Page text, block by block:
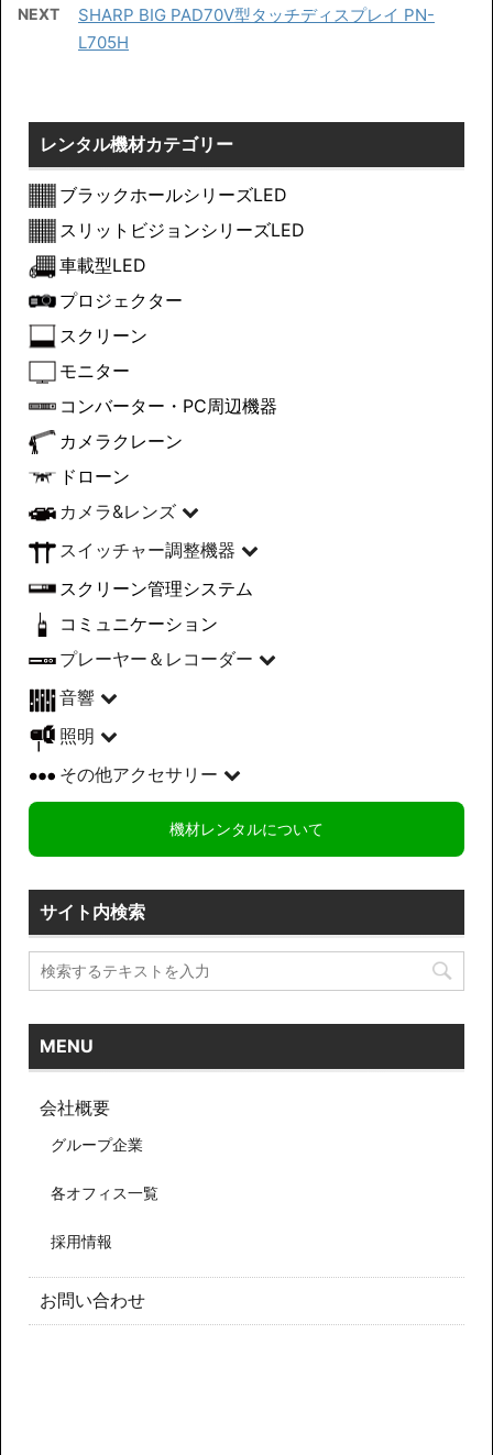
NEXT
SHARP BIG PAD70V型タッチディスプレイ PN-
L705H
レンタル機材カテゴリー
ブラックホールシリーズLED
スリットビジョンシリーズLED
車載型LED
プロジェクター
スクリーン
モニター
コンバーター・PC周辺機器
カメラクレーン
ドローン
カメラ&レンズ
スイッチャー調整機器
スクリーン管理システム
コミュニケーション
プレーヤー＆レコーダー
音響
照明
その他アクセサリー
機材レンタルについて
サイト内検索
MENU
会社概要
グループ企業
各オフィス一覧
採用情報
お問い合わせ